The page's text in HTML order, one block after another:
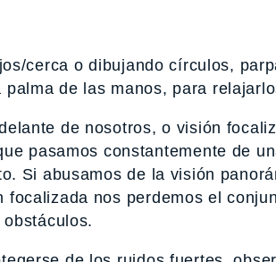
cerca o dibujando círculos,
de las manos, para
de nosotros, o visión
pasamos constantemente de
Si abusamos de la visión
nos perdemos el